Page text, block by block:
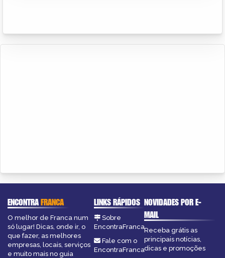
ENCONTRAFRANCA
O melhor de Franca num
só lugar! Dicas, onde ir, o
que fazer, as melhores
empresas, locais, serviços
e muito mais no guia
LINKS RÁPIDOS
Sobre
EncontraFranca
Fale com o
EncontraFranca
NOVIDADES POR E-
MAIL
Receba grátis as
principais notícias,
dicas e promoções